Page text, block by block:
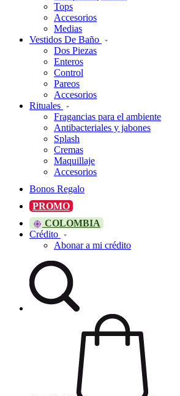
Tops
Accesorios
Medias
Vestidos De Baño
Dos Piezas
Enteros
Control
Pareos
Accesorios
Rituales
Fragancias para el ambiente
Antibacteriales y jabones
Splash
Cremas
Maquillaje
Accesorios
Bonos Regalo
PROMO
COLOMBIA
Crédito
Abonar a mi crédito